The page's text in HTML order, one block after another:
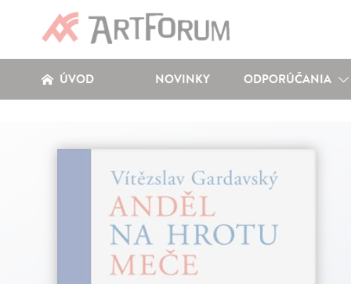
ÚVOD NOVINKY ODPORÚČANIA